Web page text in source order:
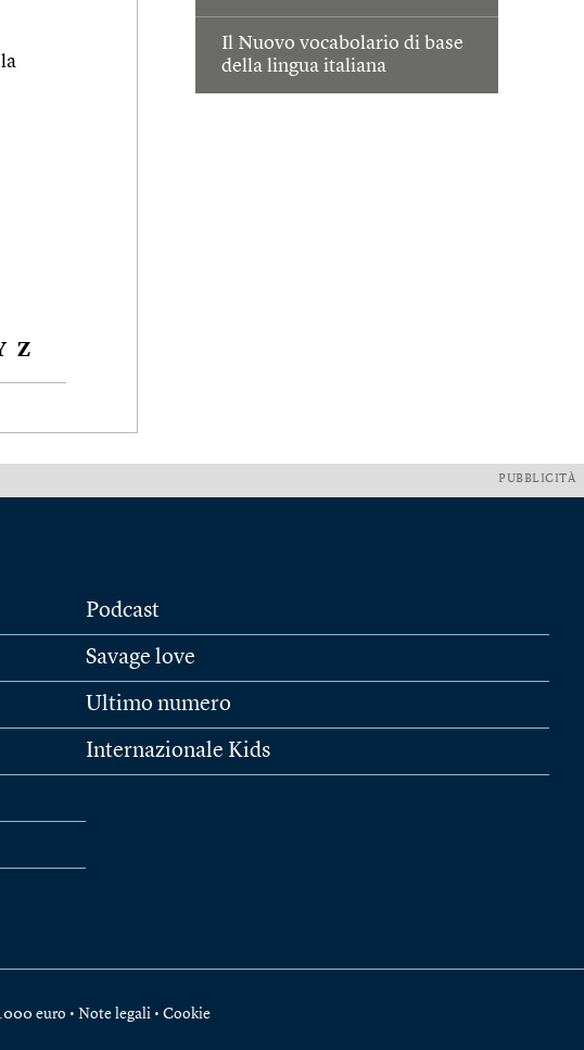
Il Nuovo vocabolario di base
della lingua italiana
Z
PUBBLICITÀ
Podcast
Savage love
Ultimo numero
Internazionale Kids
euro • Note legali • Cookie